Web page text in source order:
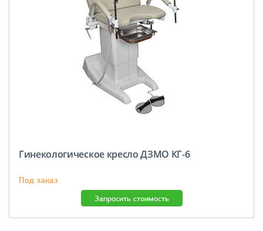
Гинекологическое кресло ДЗМО КГ-6
Под заказ
Запросить стоимость